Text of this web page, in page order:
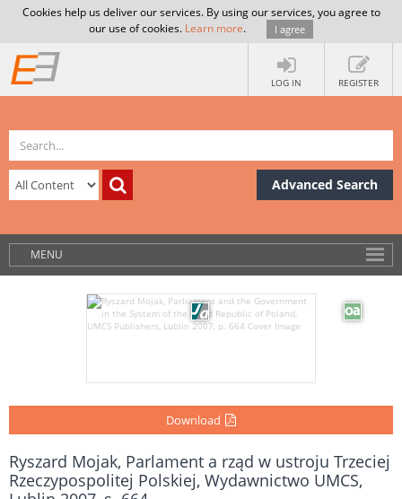
Cookies help us deliver our services. By using our services, you agree to
our use of cookies. Learn more. I agree
LOG IN REGISTER
Advanced Search
MENU
Download
Ryszard Mojak, Parlament a rząd w ustroju Trzeciej
Rzeczypospolitej Polskiej, Wydawnictwo UMCS,